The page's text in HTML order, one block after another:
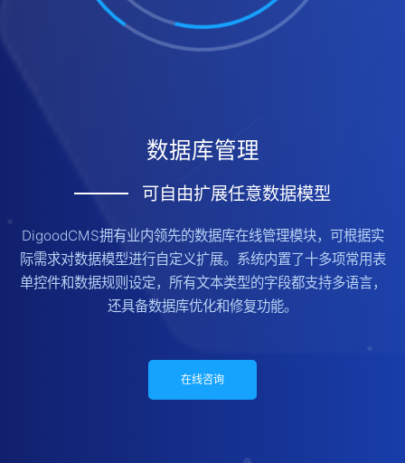
数据库管理
可自由扩展任意数据模型
DigoodCMS拥有业内领先的数据库在线管理模块，可根据实
际需求对数据模型进行自定义扩展。系统内置了十多项常用表
单控件和数据规则设定，所有文本类型的字段都支持多语言，
还具备数据库优化和修复功能。
在线咨询